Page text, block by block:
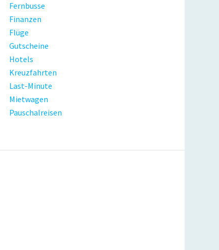
Fernbusse
Finanzen
Flüge
Gutscheine
Hotels
Kreuzfahrten
Last-Minute
Mietwagen
Pauschalreisen